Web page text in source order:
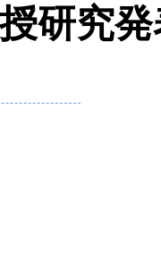
研究発